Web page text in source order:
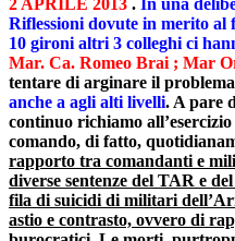
Riflessioni dovute in merito al
10 gironi altri 3 colleghi ci
Mar. Ca. Romeo Brai ; Mar
tentare di arginare il
anche a agli alti livelli. A pare
continuo richiamo
comando, di fatto,
rapporto tra comandanti e
diverse sentenze del TAR e
fila di suicidi di militari
astio e contrasto, ovvero di